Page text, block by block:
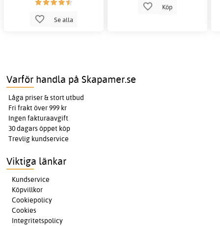
Se alla
Köp
Varför handla på Skapamer.se
Låga priser & stort utbud
Fri frakt över 999 kr
Ingen fakturaavgift
30 dagars öppet köp
Trevlig kundservice
Viktiga länkar
Kundservice
Köpvillkor
Cookiepolicy
Cookies
Integritetspolicy